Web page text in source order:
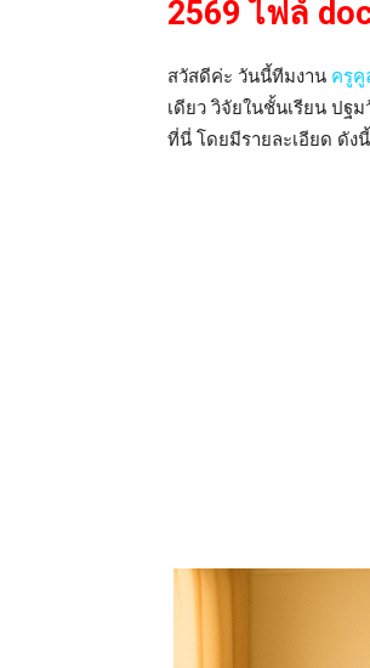
2569 ไฟล์
สวัสดีค่ะ วันนี้ทีมงาน ครู
เดียว วิจัยในชั้นเรียน ปฐ
ที่นี่ โดยมีรายละเอียด ดัง